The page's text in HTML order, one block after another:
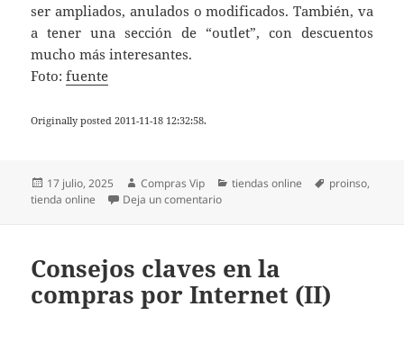
ser ampliados, anulados o modificados. También, va
a tener una sección de “outlet”, con descuentos
mucho más interesantes.
Foto:fuente
Originally posted 2011-11-18 12:32:58.
Publicado
el
17 julio, 2025 Autor
Compras Vip Categorías
tiendas online Etiquetas
proinso,
tienda online
Deja un comentarioen Proinsa y su tienda online de
Consejos claves en la
compras por Internet (II)